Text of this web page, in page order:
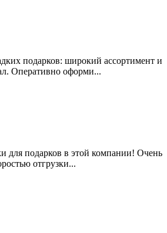
подарков: широкий ассортимент и
Оперативно оформи...
для подарков в этой компании! Очень
отгрузки...